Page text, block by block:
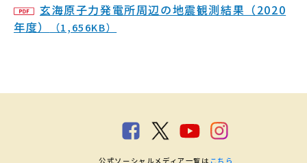
玄海原子力発電所周辺の地震観測結果（2020
年度）
（1,656KB）
公式ソーシャルメディア一覧は こちら